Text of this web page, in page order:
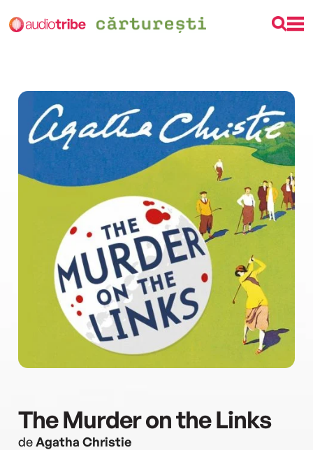
The Murder on the Links
deAgatha Christie